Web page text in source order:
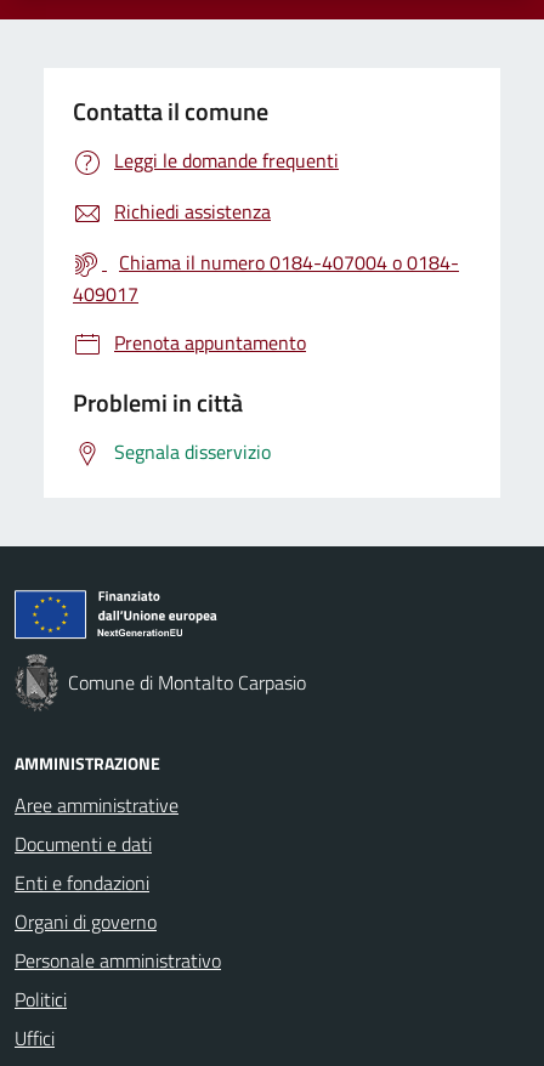
Contatta il comune
Leggi le domande frequenti
Richiedi assistenza
Chiama il numero 0184-407004 o 0184-
409017
Prenota appuntamento
Problemi in città
Segnala disservizio
Comune di Montalto Carpasio
AMMINISTRAZIONE
Aree amministrative
Documenti e dati
Enti e fondazioni
Organi di governo
Personale amministrativo
Politici
Uffici